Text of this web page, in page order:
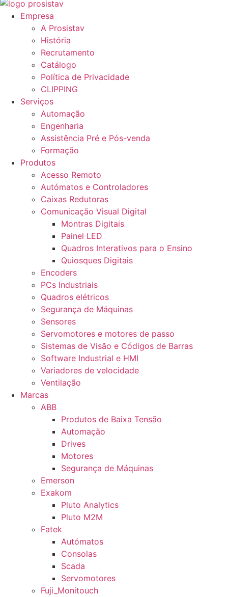
Empresa
A Prosistav
História
Recrutamento
Catálogo
Política de Privacidade
CLIPPING
Serviços
Automação
Engenharia
Assistência Pré e Pós-venda
Formação
Produtos
Acesso Remoto
Autómatos e Controladores
Caixas Redutoras
Comunicação Visual Digital
Montras Digitais
Painel LED
Quadros Interativos para o Ensino
Quiosques Digitais
Encoders
PCs Industriais
Quadros elétricos
Segurança de Máquinas
Sensores
Servomotores e motores de passo
Sistemas de Visão e Códigos de Barras
Software Industrial e HMI
Variadores de velocidade
Ventilação
Marcas
ABB
Produtos de Baixa Tensão
Automação
Drives
Motores
Segurança de Máquinas
Emerson
Exakom
Pluto Analytics
Pluto M2M
Fatek
Autómatos
Consolas
Scada
Servomotores
Fuji_Monitouch